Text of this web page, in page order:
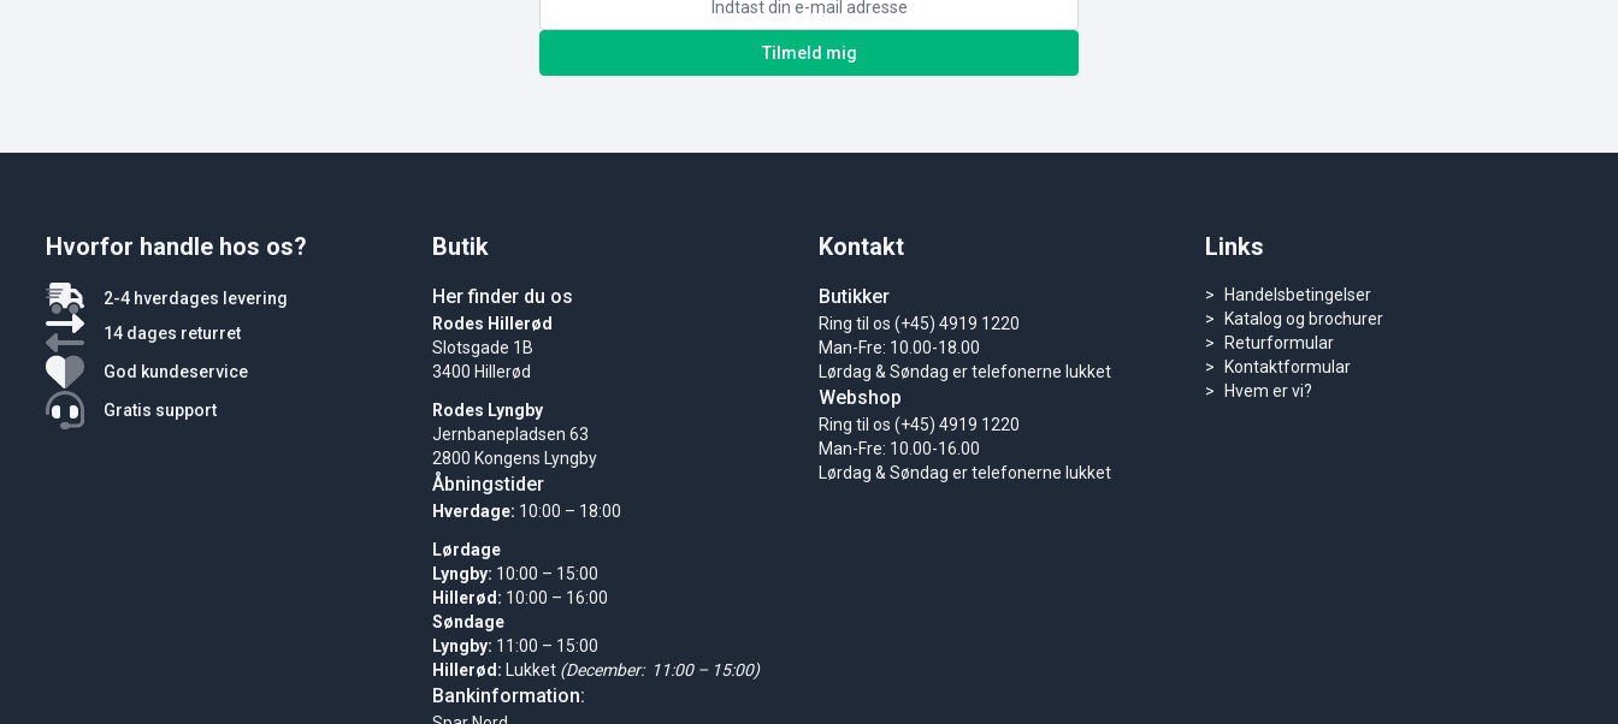
Tilmeld mig
Butik
Her finder du os
Rodes Hillerød
Slotsgade 1B
3400 Hillerød
Rodes Lyngby
Jernbanepladsen 63
2800 Kongens Lyngby
Åbningstider
Hverdage: 10:00 – 18:00
Lørdage
Lyngby: 10:00 – 15:00
Hillerød: 10:00 – 16:00
Søndage
Lyngby: 11:00 – 15:00
Hillerød: Lukket (December: 11:00 – 15:00)
Bankinformation:
Kontakt
Butikker
Ring til os (+45) 4919 1220
Man-Fre: 10.00-18.00
Lørdag & Søndag er telefonerne lukket
Webshop
Ring til os (+45) 4919 1220
Man-Fre: 10.00-16.00
Lørdag & Søndag er telefonerne lukket
Links
Handelsbetingelser
Katalog og brochurer
Returformular
Kontaktformular
Hvem er vi?
Hvorfor handle hos os?
2-4 hverdages levering
14 dages returret
God kundeservice
Gratis support